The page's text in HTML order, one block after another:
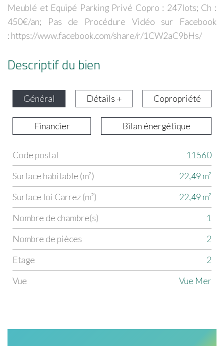
Meublé et Equipé Parking Privé Copro : 247lots; Ch :
450€/an; Pas de Procédure Vidéo sur Facebook
: https://www.facebook.com/share/r/1CW2aC9bHs/
Descriptif du bien
Général Détails + Copropriété
Financier Bilan énergétique
Label Value
Code postal
11560
Surface habitable (m²)
22,49 m²
Surface loi Carrez (m²)
22,49 m²
Nombre de chambre(s)
1
Nombre de pièces
2
Etage
2
Vue
Vue Mer